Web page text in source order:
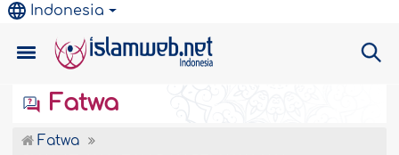
Indonesia
Fatwa
Fatwa